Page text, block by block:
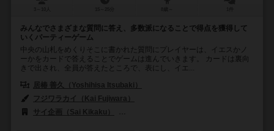
みんなでさまざまな質問に答え、多数派になることで得点を獲得して
いくパーティーゲーム
中央の山札をめくりそこに書かれた質問にプレイヤーは、イエスかノ
ーかをカードで答えることでゲームは進んでいきます。 カードは裏向
きで出され、全員が答えたところで、表にし、イエ...
居椿 善久（Yoshihisa Itsubaki）
フジワラカイ（Kai Fujiwara）
サイ企画（Sai Kikaku）